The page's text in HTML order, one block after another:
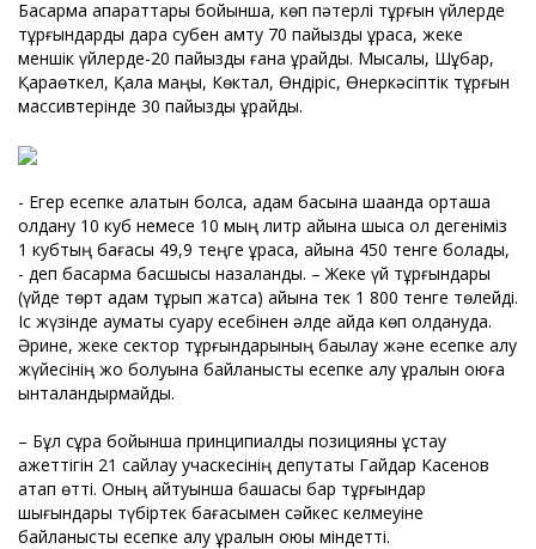
Басқарма ақпараттары бойынша, көп пәтерлі тұрғын үйлерде
тұрғындарды дара субен қамту 70 пайызды құраса, жеке
меншік үйлерде-20 пайызды ғана құрайды. Мысалы, Шұбар,
Қараөткел, Қала маңы, Көктал, Өндіріс, Өнеркәсіптік тұрғын
массивтерінде 30 пайызды құрайды.
- Егер есепке алатын болсақ, адам басына шаққанда орташа
қолдану 10 куб немесе 10 мың литр айына шықса ол дегеніміз
1 кубтың бағасы 49,9 теңге құраса, айына 450 тенге болады,
- деп басқарма басшысы назаланды. – Жеке үй тұрғындары
(үйде төрт адам тұрып жатса) айына тек 1 800 тенге төлейді.
Іс жүзінде аумақты суару есебінен әлде қайда көп қолдануда.
Әрине, жеке сектор тұрғындарының бақылау және есепке алу
жүйесінің жоқ болуына байланысты есепке алу құралын қоюға
ынталандырмайды.
– Бұл сұрақ бойынша принципиалды позицияны ұстау
қажеттігін 21 сайлау учаскесінің депутаты Гайдар Касенов
атап өтті. Оның айтуынша бақшасы бар тұрғындар
шығындары түбіртек бағасымен сәйкес келмеуіне
байланысты есепке алу құралын қоюы міндетті.